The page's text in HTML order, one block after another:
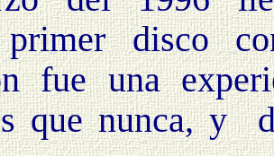
primer disco
fue una
que nunca, y